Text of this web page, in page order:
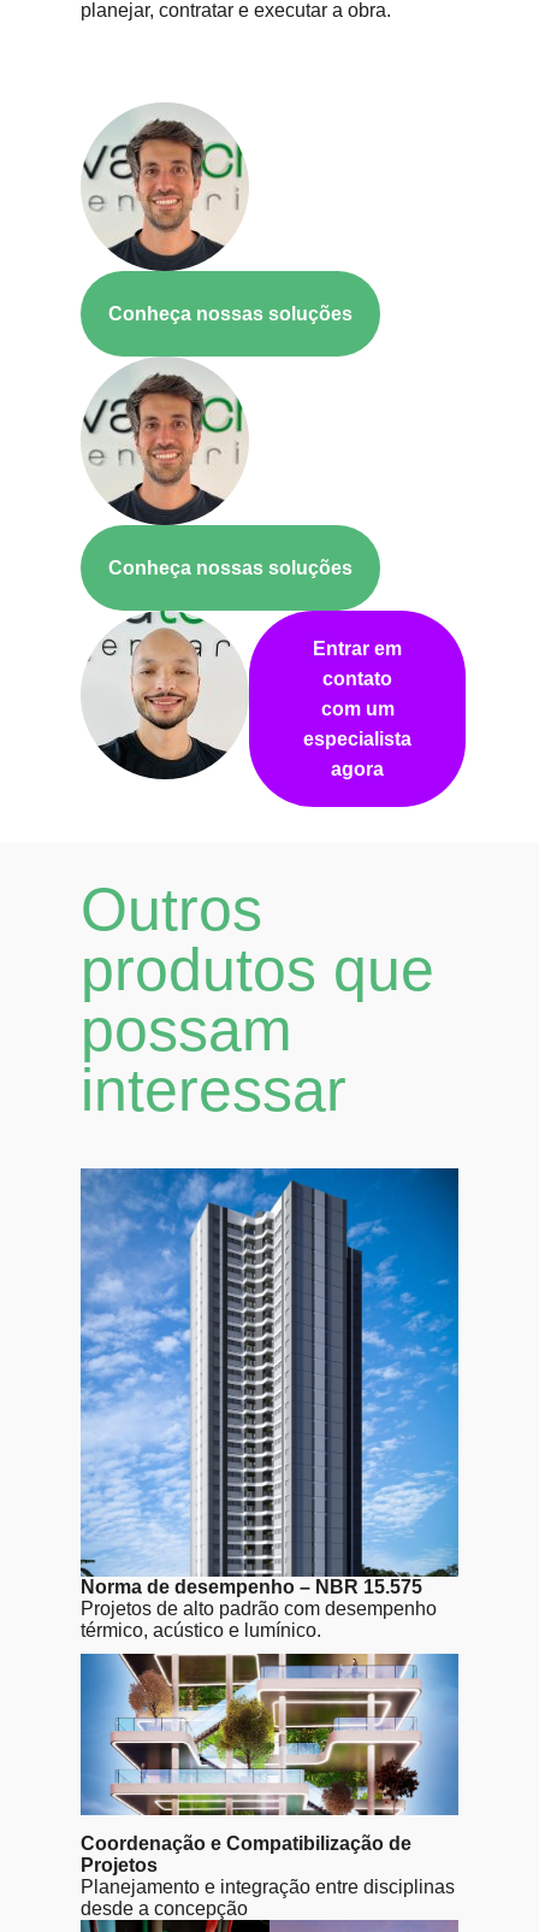
planejar, contratar e executar a obra.
Conheça nossas soluções
Conheça nossas soluções
Entrar em
contato
com um
especialista
agora
Outros
produtos que
possam
interessar
Norma de desempenho – NBR 15.575
Projetos de alto padrão com desempenho
térmico, acústico e lumínico.
Coordenação e Compatibilização de
Projetos
Planejamento e integração entre disciplinas
desde a concepção